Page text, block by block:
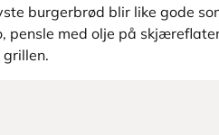
burgerbrød blir like gode
pensle med olje på
grillen.